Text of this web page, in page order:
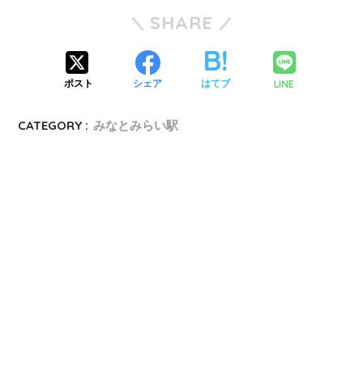
SHARE
ポスト シェア はてブ LINE
CATEGORY : みなとみらい駅